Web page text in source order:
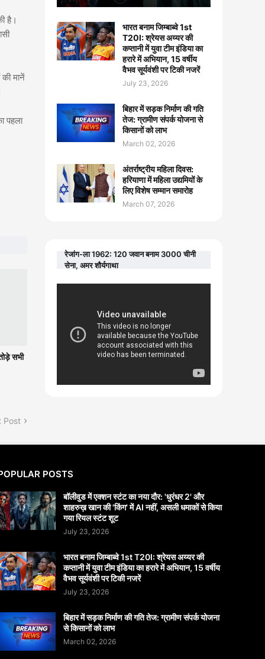
है।
मानें
पहला
सभी
Post
भारत बनाम जिम्बाब्वे 1st
T20I: श्रेयस अय्यर की
कप्तानी में युवा टीम इंडिया का
हरारे में अभियान, 15 वर्षीय
वैभव सूर्यवंशी पर टिकी नजरें
July 23, 2026
बिहार में सड़क निर्माण की गति
तेज: ग्रामीण संपर्क योजना से
किसानों को लाभ
March 02, 2026
अंतर्राष्ट्रीय महिला दिवस:
हरियाणा में महिला उद्यमियों के
लिए विशेष सम्मान समारोह
March 07, 2026
रेजांग-ला 1962: 120 जवान बनाम 3000 चीनी
सेना, अमर शौर्यगाथा
POSTS
बॉलीवुड में एक्शन स्टंट का नया दौर: 'धुरंधर 2' और
शाहरुख़ खान की 'किंग' में AI नहीं, असली धमाकों से किया
गया रियल स्टंट शूट
July 23, 2026
भारत बनाम जिम्बाब्वे 1st T20I: श्रेयस अय्यर की
कप्तानी में युवा टीम इंडिया का हरारे में अभियान, 15 वर्षीय
वैभव सूर्यवंशी पर टिकी नजरें
July 23, 2026
बिहार में सड़क निर्माण की गति तेज: ग्रामीण संपर्क योजना
से किसानों को लाभ
March 02, 2026